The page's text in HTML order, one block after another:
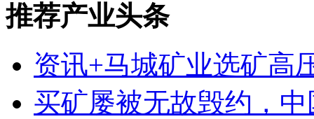
推荐产业头条
资讯+马城矿业选矿高
买矿屡被无故毁约，